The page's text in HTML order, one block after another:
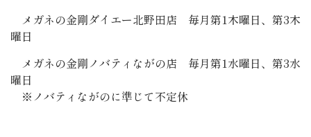
メガネの金剛ダイエー北野田店 毎月第1木曜日、第3木
曜日
メガネの金剛ノバティながの店 毎月第1水曜日、第3水
曜日
※ノバティながのに準じて不定休